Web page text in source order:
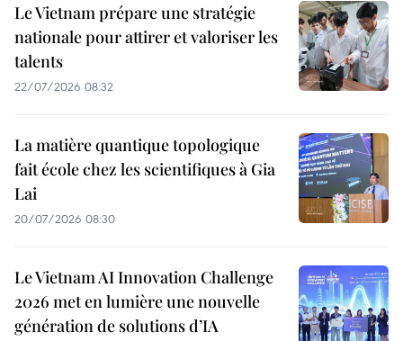
Le Vietnam prépare une stratégie
nationale pour attirer et valoriser les
talents
22/07/2026 08:32
La matière quantique topologique
fait école chez les scientifiques à Gia
Lai
20/07/2026 08:30
Le Vietnam AI Innovation Challenge
2026 met en lumière une nouvelle
génération de solutions d’IA